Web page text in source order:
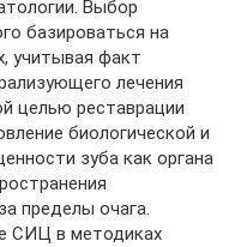
Выбор
базироваться на
учитывая факт
лечения
целью реставрации
биологической и
зуба как органа
пределы очага.
СИЦ в методиках